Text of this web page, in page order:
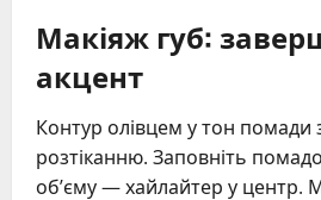
Макіяж губ:
акцент
Контур олівцем у тон помади
розтіканню. Заповніть
об’єму — хайлайтер у центр.